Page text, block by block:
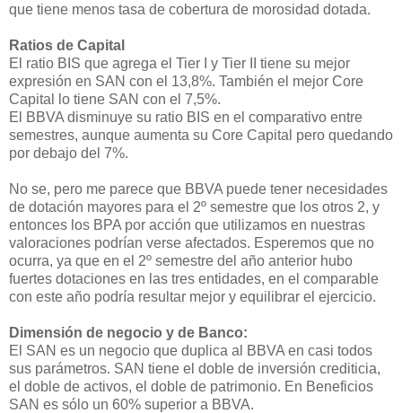
que tiene menos tasa de cobertura de morosidad dotada.
Ratios de Capital
El ratio BIS que agrega el Tier I y Tier II tiene su mejor
expresión en SAN con el 13,8%. También el mejor Core
Capital lo tiene SAN con el 7,5%.
El BBVA disminuye su ratio BIS en el comparativo entre
semestres, aunque aumenta su Core Capital pero quedando
por debajo del 7%.
No se, pero me parece que BBVA puede tener necesidades
de dotación mayores para el 2º semestre que los otros 2, y
entonces los BPA por acción que utilizamos en nuestras
valoraciones podrían verse afectados. Esperemos que no
ocurra, ya que en el 2º semestre del año anterior hubo
fuertes dotaciones en las tres entidades, en el comparable
con este año podría resultar mejor y equilibrar el ejercicio.
Dimensión de negocio y de Banco:
El SAN es un negocio que duplica al BBVA en casi todos
sus parámetros. SAN tiene el doble de inversión crediticia,
el doble de activos, el doble de patrimonio. En Beneficios
SAN es sólo un 60% superior a BBVA.